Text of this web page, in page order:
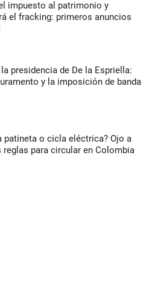
impuesto al patrimonio y
el fracking: primeros anuncios
presidencia de De la Espriella:
y la imposición de banda
patineta o cicla eléctrica? Ojo a
reglas para circular en Colombia